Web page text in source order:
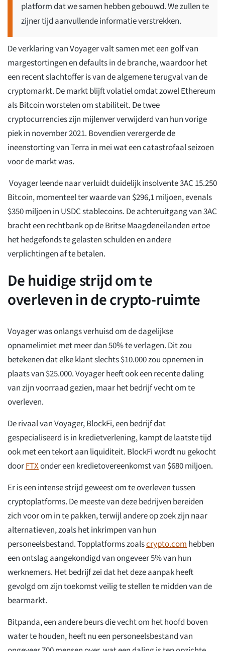
platform dat we samen hebben gebouwd. We zullen te
zijner tijd aanvullende informatie verstrekken.
De verklaring van Voyager valt samen met een golf van
margestortingen en defaults in de branche, waardoor het
een recent slachtoffer is van de algemene terugval van de
cryptomarkt. De markt blijft volatiel omdat zowel Ethereum
als Bitcoin worstelen om stabiliteit. De twee
cryptocurrencies zijn mijlenver verwijderd van hun vorige
piek in november 2021. Bovendien verergerde de
ineenstorting van Terra in mei wat een catastrofaal seizoen
voor de markt was.
Voyager leende naar verluidt duidelijk insolvente 3AC 15.250
Bitcoin, momenteel ter waarde van $296,1 miljoen, evenals
$350 miljoen in USDC stablecoins. De achteruitgang van 3AC
bracht een rechtbank op de Britse Maagdeneilanden ertoe
het hedgefonds te gelasten schulden en andere
verplichtingen af te betalen.
De huidige strijd om te
overleven in de crypto-ruimte
Voyager was onlangs verhuisd om de dagelijkse
opnamelimiet met meer dan 50% te verlagen. Dit zou
betekenen dat elke klant slechts $10.000 zou opnemen in
plaats van $25.000. Voyager heeft ook een recente daling
van zijn voorraad gezien, maar het bedrijf vecht om te
overleven.
De rivaal van Voyager, BlockFi, een bedrijf dat
gespecialiseerd is in kredietverlening, kampt de laatste tijd
ook met een tekort aan liquiditeit. BlockFi wordt nu gekocht
doorFTXonder een kredietovereenkomst van $680 miljoen.
Er is een intense strijd geweest om te overleven tussen
cryptoplatforms. De meeste van deze bedrijven bereiden
zich voor om in te pakken, terwijl andere op zoek zijn naar
alternatieven, zoals het inkrimpen van hun
personeelsbestand. Topplatforms zoalscrypto.comhebben
een ontslag aangekondigd van ongeveer 5% van hun
werknemers. Het bedrijf zei dat het deze aanpak heeft
gevolgd om zijn toekomst veilig te stellen te midden van de
bearmarkt.
Bitpanda, een andere beurs die vecht om het hoofd boven
water te houden, heeft nu een personeelsbestand van